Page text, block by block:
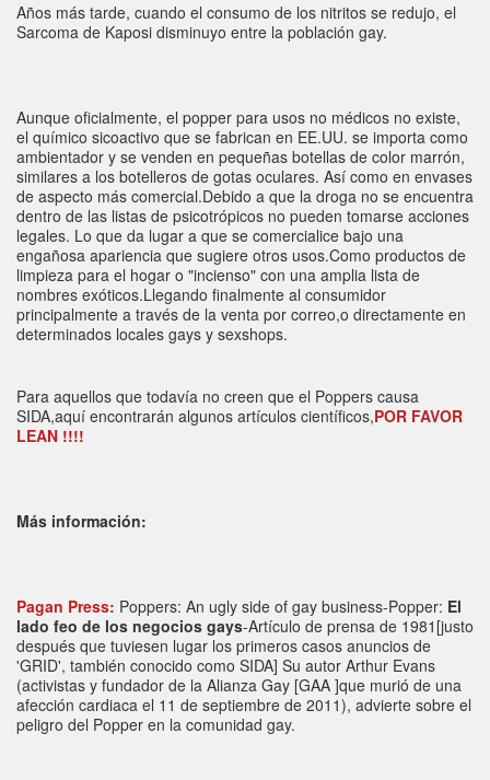
Años más tarde, cuando el consumo de los nitritos se redujo, el
Sarcoma de Kaposi disminuyo entre la población gay.
Aunque oficialmente, el popper para usos no médicos no existe,
el químico sicoactivo que se fabrican en EE.UU. se importa como
ambientador y se venden en pequeñas botellas de color marrón,
similares a los botelleros de gotas oculares. Así como en envases
de aspecto más comercial.Debido a que la droga no se encuentra
dentro de las listas de psicotrópicos no pueden tomarse acciones
legales. Lo que da lugar a que se comercialice bajo una
engañosa apariencia que sugiere otros usos.Como productos de
limpieza para el hogar o "incienso" con una amplia lista de
nombres exóticos.Llegando finalmente al consumidor
principalmente a través de la venta por correo,o directamente en
determinados locales gays y sexshops.
Para aquellos que todavía no creen que el Poppers causa
SIDA,aquí encontrarán algunos artículos científicos,POR FAVOR
LEAN !!!!
Más información:
Pagan Press: Poppers: An ugly side of gay business-Popper: El
lado feo de los negocios gays-Artículo de prensa de 1981[justo
después que tuviesen lugar los primeros casos anuncios de
'GRID', también conocido como SIDA] Su autor Arthur Evans
(activistas y fundador de la Alianza Gay [GAA ]que murió de una
afección cardiaca el 11 de septiembre de 2011), advierte sobre el
peligro del Popper en la comunidad gay.